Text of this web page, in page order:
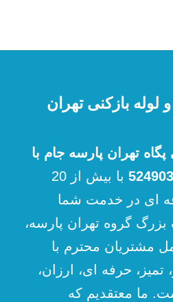
بازکنی تهران
تهران پارسه جام با
با بیش از 20
ای در خدمت شما
گروه تهران پارسه،
مشتریان محترم با
تمیز، حرفه ای، ارزان،
ما معتقدیم که